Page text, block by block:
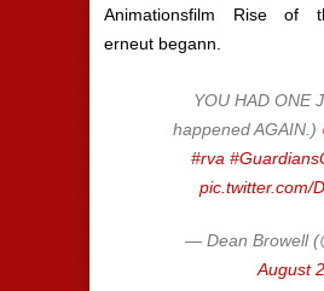
Animationsfilm Rise of
erneut begann.
YOU HAD ONE
happened AGAIN.)
#rva
pic.twitter.com/
— Dean Browell
August